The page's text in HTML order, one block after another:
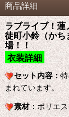
商品詳細
ラブライブ！
徒町小鈴（かち
場！！
衣装詳細
セット内容：
まれています。
素材：ポリエ